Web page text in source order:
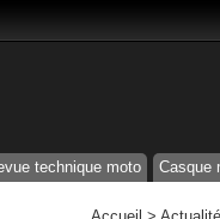
technique moto Casque